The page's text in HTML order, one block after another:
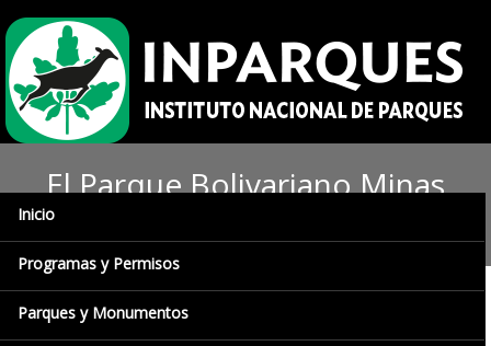
Inicio
Programas y Permisos
Parques y Monumentos
El Parque Bolivariano Minas